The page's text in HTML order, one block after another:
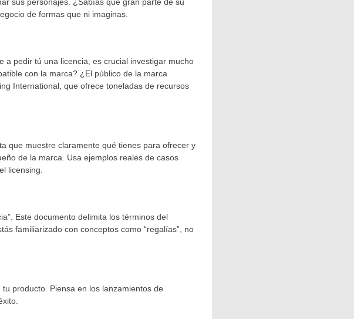
de formas que ni imaginas.
a pedir tú una licencia, es crucial investigar mucho
con la marca? ¿El público de la marca
International, que ofrece toneladas de recursos
que muestre claramente qué tienes para ofrecer y
de la marca. Usa ejemplos reales de casos
licensing.
Este documento delimita los términos del
familiarizado con conceptos como “regalías”, no
producto. Piensa en los lanzamientos de